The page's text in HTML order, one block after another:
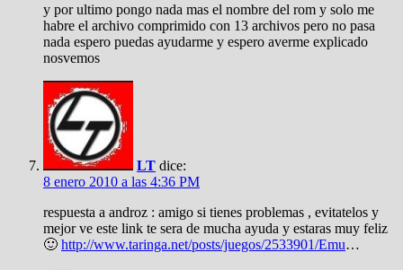
y por ultimo pongo nada mas el nombre del rom y solo me
habre el archivo comprimido con 13 archivos pero no pasa
nada espero puedas ayudarme y espero averme explicado
nosvemos
LT dice:
8 enero 2010 a las 4:36 PM
respuesta a androz : amigo si tienes problemas , evitatelos y
mejor ve este link te sera de mucha ayuda y estaras muy feliz
🙂 http://www.taringa.net/posts/juegos/2533901/Emu…